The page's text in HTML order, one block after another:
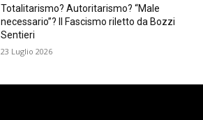
Totalitarismo? Autoritarismo? “Male
necessario”? Il Fascismo riletto da Bozzi
Sentieri
23 Luglio 2026